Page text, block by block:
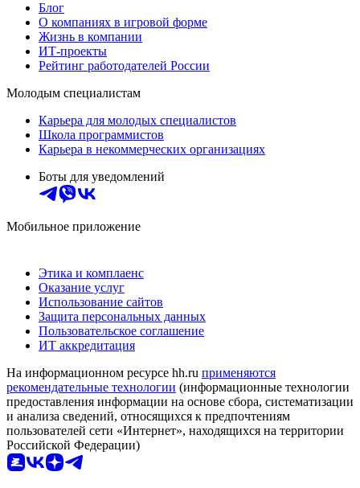
Блог
О компаниях в игровой форме
Жизнь в компании
ИТ-проекты
Рейтинг работодателей России
Молодым специалистам
Карьера для молодых специалистов
Школа программистов
Карьера в некоммерческих организациях
Боты для уведомлений
Мобильное приложение
Этика и комплаенс
Оказание услуг
Использование сайтов
Защита персональных данных
Пользовательское соглашение
ИТ аккредитация
На информационном ресурсе hh.ru применяются
рекомендательные технологии (информационные технологии
предоставления информации на основе сбора, систематизации
и анализа сведений, относящихся к предпочтениям
пользователей сети «Интернет», находящихся на территории
Российской Федерации)